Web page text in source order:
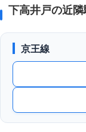
下高井戸の近隣
京王線